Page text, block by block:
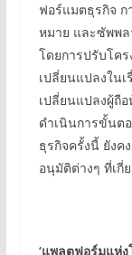
ฟอร์แมตธุรกิจ ก
หมาย และซัพพล
โดยการปรับโคร
เปลี่ยนแปลงใน
เปลี่ยนแปลงผู้ถื
ดำเนินการขั้นต
ธุรกิจครั้งนี้ ยังค
อนุมัติต่างๆ ที่เกี่
‘แพลตฟอร์มแห่ง